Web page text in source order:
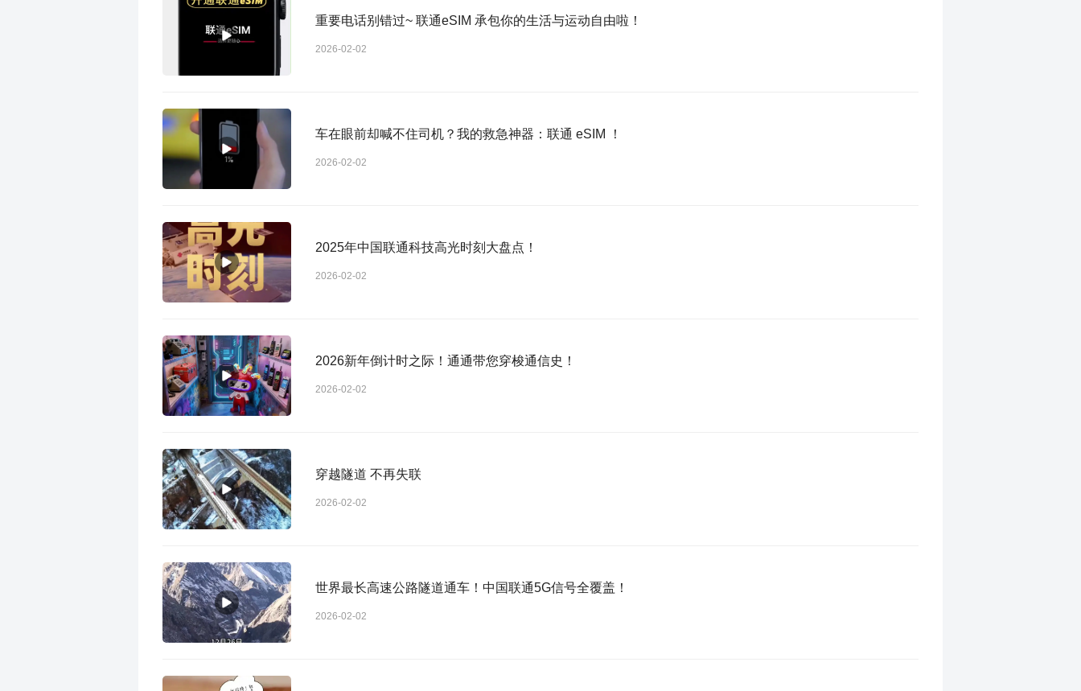
重要电话别错过~ 联通eSIM 承包你的生活与运动自由啦！
2026-02-02
车在眼前却喊不住司机？我的救急神器：联通 eSIM ！
2026-02-02
2025年中国联通科技高光时刻大盘点！
2026-02-02
2026新年倒计时之际！通通带您穿梭通信史！
2026-02-02
穿越隧道 不再失联
2026-02-02
世界最长高速公路隧道通车！中国联通5G信号全覆盖！
2026-02-02